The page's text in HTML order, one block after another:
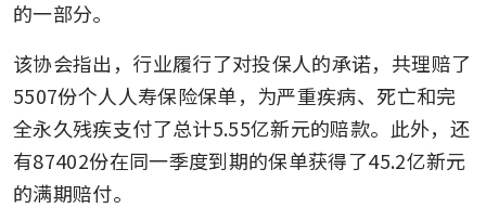
的一部分。
该协会指出，行业履行了对投保人的承诺，共理赔了
5507份个人人寿保险保单，为严重疾病、死亡和完
全永久残疾支付了总计5.55亿新元的赔款。此外，还
有87402份在同一季度到期的保单获得了45.2亿新元
的满期赔付。